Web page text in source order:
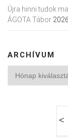
Újra hinni tudok
ÁGOTA Tábor
ARCHÍVUM
<